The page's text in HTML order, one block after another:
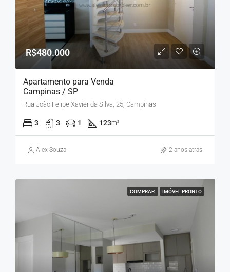
R$480.000
Apartamento para Venda
Campinas / SP
Rua João Felipe Xavier da Silva, 25, Campinas
3 3 1 123m²
Alex Souza 2 anos atrás
COMPRAR IMÓVEL PRONTO